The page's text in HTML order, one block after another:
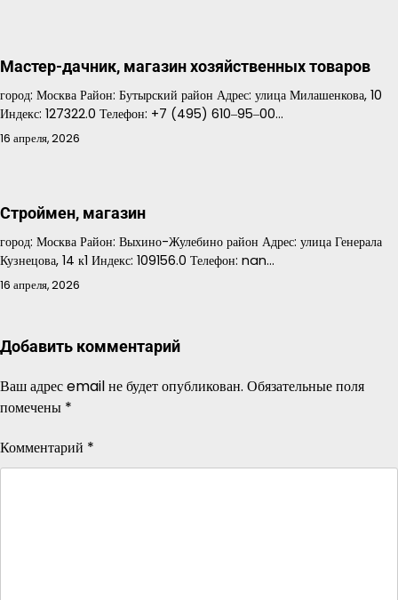
Мастер-дачник, магазин хозяйственных товаров
город: Москва Район: Бутырский район Адрес: улица Милашенкова, 10
Индекс: 127322.0 Телефон: +7 (495) 610‒95‒00…
16 апреля, 2026
Строймен, магазин
город: Москва Район: Выхино-Жулебино район Адрес: улица Генерала
Кузнецова, 14 к1 Индекс: 109156.0 Телефон: nan…
16 апреля, 2026
Добавить комментарий
Ваш адрес email не будет опубликован. Обязательные поля
помечены *
Комментарий *